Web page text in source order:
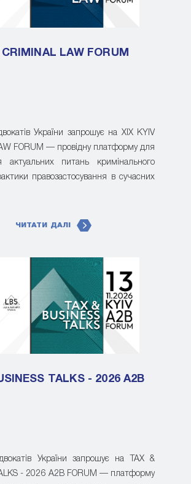
LAW FORUM
України запрошує на XIX KYIV
FORUM — провідну платформу для
актуальних питань кримінального
правозастосування в сучасних
ЧИТАТИ ДАЛІ
TALKS - 2026 A2B
України запрошує на TAX &
- 2026 A2B FORUM — платформу